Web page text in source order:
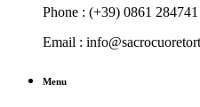
Phone : (+39) 0861 284741
Email :
Menu